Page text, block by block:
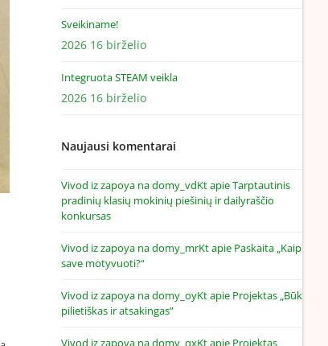
Sveikiname!
2026 16 birželio
Integruota STEAM veikla
2026 16 birželio
Naujausi komentarai
Vivod iz zapoya na domy_vdKtapieTarptautinis
pradinių klasių mokinių piešinių ir dailyraščio
konkursas
Vivod iz zapoya na domy_mrKtapie Paskaita „Kaip
save motyvuoti?“
Vivod iz zapoya na domy_oyKtapie Projektas „Būk
pilietiškas ir atsakingas”
Vivod iz zapoya na domy_qxKtapie Projektas